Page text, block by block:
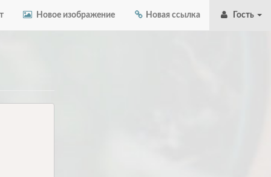
Новое изображение Новая ссылка Гость